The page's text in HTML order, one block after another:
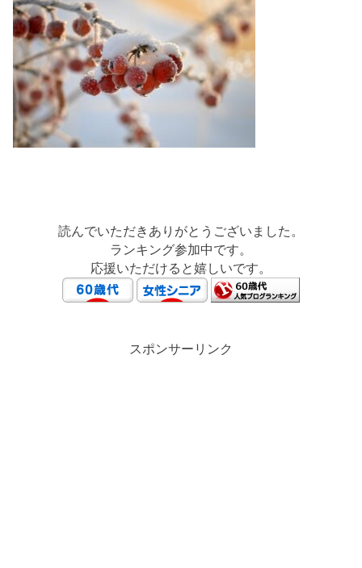
読んでいただきありがとうございました。
ランキング参加中です。
応援いただけると嬉しいです。
スポンサーリンク